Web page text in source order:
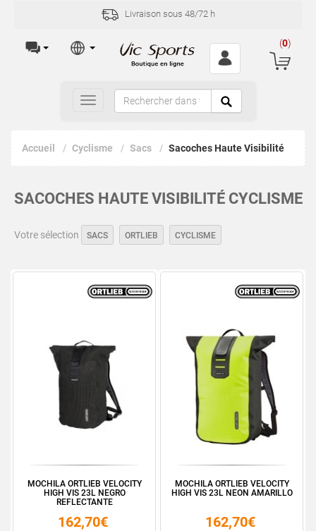
Livraison sous 48/72 h
(0)
Toggle
navigation
Accueil Cyclisme Sacs Sacoches Haute Visibilité
SACOCHES HAUTE VISIBILITÉ CYCLISME
Votre sélection SACS ORTLIEB CYCLISME
MOCHILA ORTLIEB VELOCITY
HIGH VIS 23L NEGRO
REFLECTANTE
162,70€
MOCHILA ORTLIEB VELOCITY
HIGH VIS 23L NEON AMARILLO
162,70€